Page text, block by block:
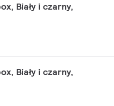
Biały i czarny,
Biały i czarny,